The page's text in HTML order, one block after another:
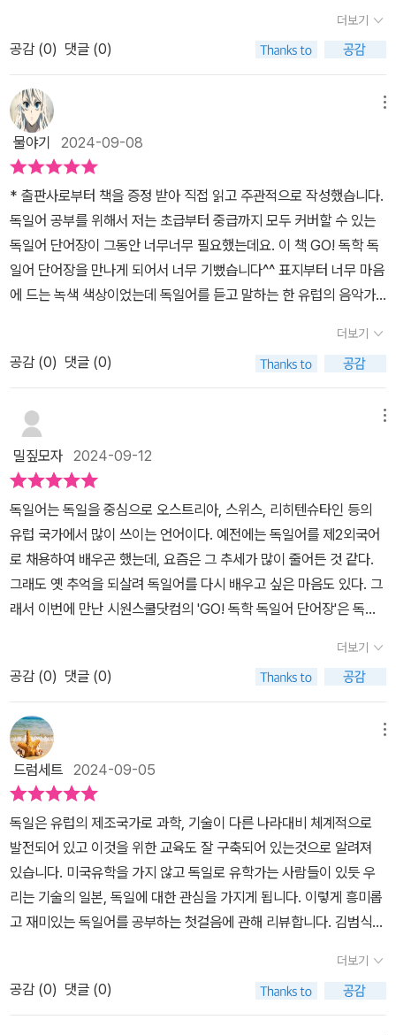
en wir~?라는 청유 패턴과, "나누다"라는 teilen이라는 동사도 배우
게 됩니다(저 뒤 p345에, teilen이 다시 표제어로 나옵니다). 이렇
게 이 책은, 표현이나 단어를 배우며 그에 딸린 여러 확장 사항을 자연
스럽게 학습시키는 점이 또한 능률적입니다. 바로 뒤에 나오는 reser
vieren(예약하다)라는 동사는 본래 다른 언어, 즉 프랑스어에서 차용
한 것입니다(영어도 사정이 같죠). 이렇게 외국어에서 들여온 동사
는 어미(ending)가 -ieren으로 끝납니다. 재미있는 건, Tag 20(p2
49)의 0984번 표제어가 Krimi입니다. 이게 한국의 어느 탄산음
료 브랜드는 아니고, 책에 나오듯이 "추리소설, 범죄수사물"이란 뜻입
니다. 물론 겉모습으로 보아 프랑스어, 혹은 영어의 criminal에서 따
온 게 명백하죠(더 먼 어원은 고전 라틴어). 영국이나 프랑스가, 문예
로서 이런 범죄(해결)물 장르가 일찍 발전했기 때문에 이런 쪽에서
은 모차르트, 베토벤 등의 서양고전음악 완성자, 칸트나 헤겔, 마흐 같
은 천재적 철학 지성을 낳은 위대한 문화의 중심이기도 합니다. 같
은 페이지에는 얼굴이라는 뜻의 Gesicht, 어렸을 때 학교에서 독일
어를 배웠다면 모를 수가 없는 Lektion 같은 단어(영어의 lesson
ast.라는 문장이 나옵니다. 책에서 설명했듯, "나는 네가 옳다고 생각
해."라는 뜻입니다. 영어와는 달리, 주문장의 동사 뒤에 저렇게 쉼표
가 찍힌 후에 부문장이 온다는 게 특이합니다. 또 종속접속사 das
s 같은 것도, 1990년대 후반 철자법이 개정되기 전 같으면 에스체트
를 살려 daß라고 쓰였을 것입니다(영어의 종속접속사 that과 기능
이 비슷합니다). 부문장이라서 어순이 저렇게 recht hast이며, 주문
장이었으면 du hast recht처럼 되었을 것입니다. recht haben이
라는 숙어도 알아 둬야 하겠습니다. p396을 보면 꽃병, 도자기라
는 뜻의 (die) Vase가 나오는데 이 단어도 프랑스어(혹는 영어)에
단어로도, 이 말은 [베이스]로뿐 아니라 [바스]처럼 읽기도 합니다(특
히 영국에서). p397에는 시(詩)라는 뜻의 Gedicht, 농부라는 뜻
의 Bauer가 다 나오는데, <경기병 서곡>으로 유명한, 오스트리아
의 작곡가 프란츠 폰 주페의 오페레타 <시인과 농부(Dichter und B
auer)>가 생각나기도 했습니다. 이로써 시원스쿨의 독일어 첫걸
음, 문법 교재에 이어 이 단어장까지 모두 리뷰를 마친 셈입니다. 기분
이 아주 뿌듯합니다.
그 첫걸음은 가장 기초적이고 기본적인 외국어의 생김새' 라고 생각
합니다. 필자가 한국어, 일본어, 영어, 독일어의 처음부터 다시한 번
각했기 때문입니다. 영어의 알파벳이나 일본어의 히라가나, 가타카
나, 그리고 독일어의 변형 알파벳 등은 중요성이 생각보다 큽니다. 이
렇게 기초를 배운 다음 반드시 학습해야 할 부분은 바로 단어입니다.
외국어는 그 특성상 단어를 모르고는 의사소통이 전혀 되지 않습니
다. 아주 어렸을 때 말을 배우는데 문법부터 배웁니까? 아니죠! 단어
부터 배웁니다. 그런데 대부분의 외국어 선생님들은 단어에 대해서는
무시하고 생활어학과 문법 위주로 강의합니다. 이 방식을 단어 중심
으로 바꿔야 하지 않겟느냐고 저는 생각합니다. 제가 독일어 단어장
을 구한 이유도 독일어를 제대로 배우려면 단어에 대한 지식이 있어
독일어 단어장은 필자의 오랜 고민 끝에 선택한 독일어 단어 교재입
니다. 이 책은 독일어 첫걸음 및 입문 단계의 학습자부터 독일어 능력
시험 준비를 목표로 하는 학습자까지가 그 대상인 책으로 독일어 단
어를 효율적으로 학습할 수 있도록 구성하였습니다. 다만 독일어 첫
걸음 교재가 없는 터라 고민을 한 끝에 시원스쿨에서 교재가 있음을
확인하고 추가로 구매를 이번주 중에 할 예정입니다. 마치면서 모든
어학의 기본은 문법이 아닙니다. 단어와 그 시작이 되는 알파벳입니
다. 이번에 읽어본 Go! 독학 독일어 단어장을 Go! 독학 독일어 첫걸
음과 함께 잘 활용해서 향후 공부할 때 유효 적절하게 써먹을 수 있도
록 철저하게 공부할 예정입니다. 그래서 남은 저의 인생에도 도움이
된다면 참 좋겠다는 생각을 개인적으로 해보게 됩니다. 아차!! 사실 이
책의 제본은 스프링으로 구성이 되어 있다는 것이 다른 책과 틀립니
가지긴 힘들어 보입니다만 차별화를 시도했다는 부분에서는 높게 평
가할 만 하다고 생각합니다.
어 단어가 중요합니다.세로운 언어를 배울 때 단어의 중요성은 아무
리 강조해도 지나치지 않다고 할 수 있습니다.일상 회화부터 시험용
및 고급 독일어까지 모든 말과 글의 가장 기초가 되는 것이 바로 탄탄
한 단어 학습량이기 때문입니다.《Go! 독학 독일어 단어장》의 단어들
은 각 장마다 독일어능력시험을 기준으로 구분된 단어를 예문과 함께
듣고 보고 공부합니다.현재 자신의 수준과 목표에 맞춰 각 단계별 학
습 속도를 조절할 수 있습니다. 성벼로가 수에 따른 관사와 변화형까
지 한눈에 들어오도록 만들었습니다.총 8주차의 단어 학습 플랜으로
되어 있고 공부한 날과 암기 확인, 복스 체크까지 확인할 수 있습니다.
1 Tag엔 50개의 단어가 있으며, 하루에 50단어를 총 40일 암기 코
스로 정리했습니다. 한 권의 단어장을 공부하면 2000개의 단어를 암
기하는 것입니다.독일어에 나타나는 단어의 성별과 수에 따른 관사와
변화형까지 한눈에 익힐 수 있게 정리했습니다.실제 원어민이 자주
사용하는 예문으로 단어 암기력을 향상시킬 수 있고 말하기 훈련까지
일으킵니다.예문에 제시된 새 단어들을 바로 아래 제시하여 잘 모르
는 단어도 바로바로 이해할 수 있습니다. Tag의 마지막엔 연습문제
가 있어 연습문제를 통해 실력 점검과 복습이 필수라는 것을 알게 됩
니다.​출판사로부터 도서를 제공받아 작성한 리뷰입니다
더보기
공감 (0) 댓글 (0)
물야기 2024-09-08
* 출판사로부터 책을 증정 받아 직접 읽고 주관적으로 작성했습니다.​​​
독일어 공부를 위해서 저는 초급부터 중급까지 모두 커버할 수 있는
독일어 단어장이 그동안 너무너무 필요했는데요. 이 책 GO! 독학 독
일어 단어장을 만나게 되어서 너무 기뻤습니다^^ 표지부터 너무 마음
에 드는 녹색 색상이었는데 독일어를 듣고 말하는 한 유럽의 음악가
집필하였고 현재 서울외국어고등학교에서 재직중인 Michael Gutz
eit 선생님께서 감수하신 독일어 단어책입니다. ​먼저 독일어는 언어
학적으로 영어와 세상에서 가장 가깝고 친근한 서게르만어 계통의 언
어로서 영어 학습에 익숙한 우리나라 사람들이 그나마 가장 쉽고 친
보고 싶은 생각을 그동안 마음속에서만 키우고 계셨던 분들이라면 이
책으로 기본적인 독일어 단어들을 외우면서 어휘력을 증진시키면 어
떨까 싶습니다. 이 책은​ oder(또는), warten(기다리다) 등 독일어에
서 매우 자주 사용되는 기본적인 단어부터 구성이 되어 있어서 스타
터 겸 중급 수준까지 커버할 수 있는 단어장입니다. ​초반 독일어 공부
에 굉장히 큰 힘이 되어줄 수 있는 교재라고 생각해요. 국제적으로 공
인되는 독일어 시험인 ZD에서의 A1에서 중급 수준인 B1까지 커버되
는 단어들이 있기 때문에 독일어 소양을 갖추기에는 손색이 없겠네요
:) 영어 단어장에만 익숙한 대한민국 학습자들에게 이젠 독일어 단어
더보기
공감 (0) 댓글 (0)
밀짚모자 2024-09-12
독일어는 독일을 중심으로 오스트리아, 스위스, 리히텐슈타인 등의
유럽 국가에서 많이 쓰이는 언어이다. 예전에는 독일어를 제2외국어
로 채용하여 배우곤 했는데, 요즘은 그 추세가 많이 줄어든 것 같다.
그래도 옛 추억을 되살려 독일어를 다시 배우고 싶은 마음도 있다. 그
래서 이번에 만난 시원스쿨닷컴의 'GO! 독학 독일어 단어장'은 독일
김범식님이 펴낸 'GO! 독학 독일어 단어장'은 스프링 제본 형태로 구
성되어 공부하기 편하게 되어 있다. 그리고 각 Tag마다 독일어능력
시험 A1, A2, B1 기준으로 단어들이 구분되어 난이도를 쉽게 파악할
수 있고, 나의 현재 수준과 목표에 맞춰 학습할 수 있다. 그리고 책에
서 제공하는 무료 원어민 MP3파일을 통해 네이티브 발음으로 단어
와 예문을 들으면서 학습할 수 있다.저자가 추천하는 학습방법은 첫
번째 단어와 예문을 책을 보고, 듣고, 따라하기, 두번째 책 안보고, 듣
고, 따라하기, 마지막 세번째는 책 보고 따라한 다음 듣고 확인하면서
학습하는 방법이다. 그리고 각 단어에 표시된 Tip도 학습하는데 큰
도움이 되니 함께 익혀두면 좋을 것이다. 각 단어의 오른편에는 체크
박스가 있는데 이 체크박스는 잘 외워지지 않는 단어들을 표시하여
한번 더 반복학습하는데 활용할 수 있다. 총 40일의 학습 플랜에 마
지막 주차에는 연습문제를 풀면서 학습한 단어를 다시 한번 확인할
수 있다.단어를 학습하다가 지루하면 책 중간에 삽입된 독일 Talk를
더보기
공감 (0) 댓글 (0)
드럼세트 2024-09-05
독일은 유럽의 제조국가로 과학, 기술이 다른 나라대비 체계적으로
발전되어 있고 이것을 위한 교육도 잘 구축되어 있는것으로 알려져
있습니다. 미국유학을 가지 않고 독일로 유학가는 사람들이 있듯 우
리는 기술의 일본, 독일에 대한 관심을 가지게 됩니다. 이렇게 흥미롭
고 재미있는 독일어를 공부하는 첫걸음에 관해 리뷰합니다. 김범식독
와 시험 준비까지 완전정복이 가능한 단어장으로 표제어, 예문, 원어
민 MP3, 삽화, 참고 단어로 구성되어 있습니다. 연습문제로 실력점
검과 복습을 할수 있도록 제공하며, 독일 Talk은 독일의 문화를 잘 이
더보기
공감 (0) 댓글 (0)